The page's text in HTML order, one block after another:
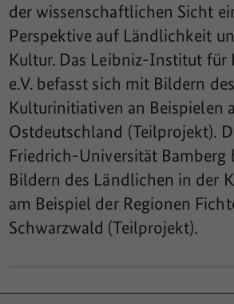
der wissenschaftlichen Sicht
Perspektive auf Ländlichkeit
Kultur. Das Leibniz-Institut für
e.V. befasst sich mit Bildern
Kulturinitiativen an Beispielen
Ostdeutschland (Teilprojekt).
Friedrich-Universität Bamberg
Bildern des Ländlichen in der
am Beispiel der Regionen
Schwarzwald (Teilprojekt).